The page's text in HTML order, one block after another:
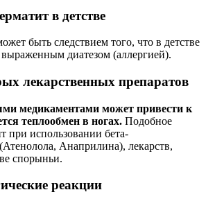
в детстве
быть следствием того, что в детстве
выраженным диатезом (аллергией).
лекарственных препаратов
медикаментами может привести к
теплообмен в ногах. Подобное
при использовании бета-
Анаприлина), лекарств,
спорыньи.
реакции